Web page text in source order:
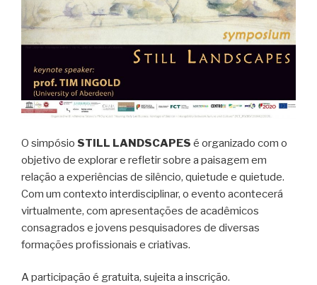
O simpósio STILL LANDSCAPES é organizado com o
objetivo de explorar e refletir sobre a paisagem em
relação a experiências de silêncio, quietude e quietude.
Com um contexto interdisciplinar, o evento acontecerá
virtualmente, com apresentações de acadêmicos
consagrados e jovens pesquisadores de diversas
formações profissionais e criativas.
A participação é gratuita, sujeita a inscrição.